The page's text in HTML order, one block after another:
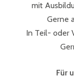
mit
Gerne
In Teil- oder
Für